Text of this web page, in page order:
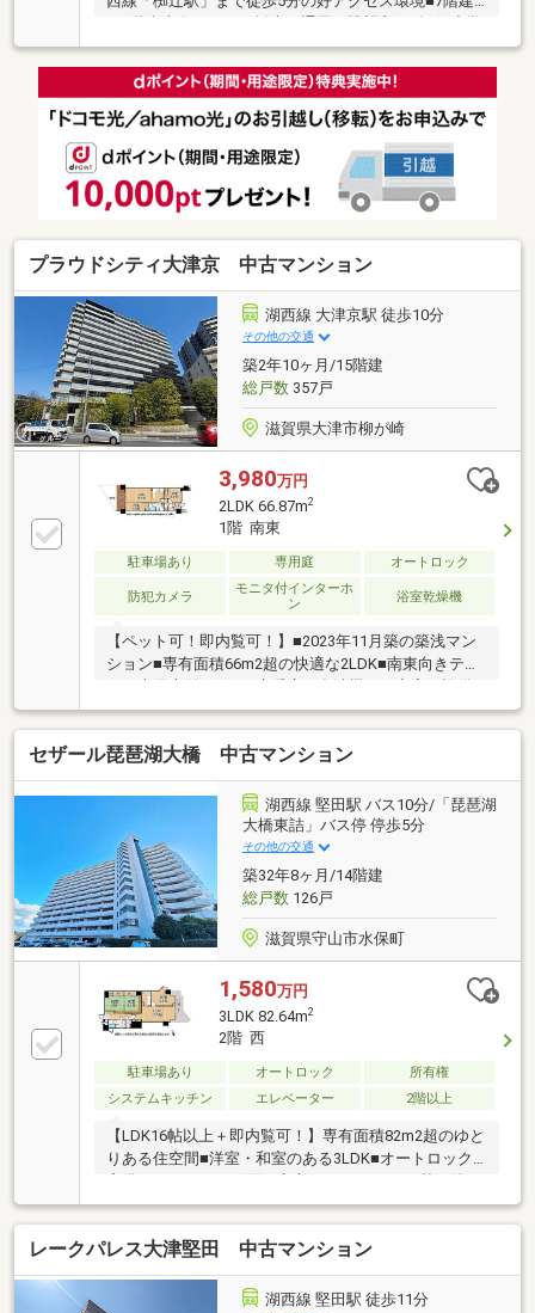
校まで徒歩7分でお子さまの通学に便利
プラウドシティ大津京 中古マンション
湖西線 大津京駅 徒歩10分
その他の交通
築2年10ヶ月/15階建
総戸数357戸
滋賀県大津市柳が崎
3,980万円
2LDK 66.87m2
1階 南東
駐車場あり 専用庭 オートロック
防犯カメラ
モニタ付インターホ
ン
浴室乾燥機
【ペット可！即内覧可！】■2023年11月築の築浅マン
ション■専有面積66m2超の快適な2LDK■南東向きテラ
セザール琵琶湖大橋 中古マンション
湖西線 堅田駅 バス10分/「琵琶湖
大橋東詰」バス停 停歩5分
その他の交通
築32年8ヶ月/14階建
総戸数126戸
滋賀県守山市水保町
1,580万円
3LDK 82.64m2
2階 西
駐車場あり オートロック
所有権
システムキッチン
エレベーター 2階以上
【LDK16帖以上＋即内覧可！】専有面積82m2超のゆと
りある住空間■洋室・和室のある3LDK■オートロック
時間が少なく快適に移動できます
レークパレス大津堅田 中古マンション
湖西線 堅田駅 徒歩11分